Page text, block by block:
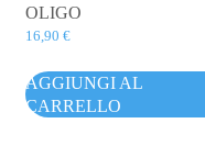
OLIGO
16,90 €
AGGIUNGI AL
CARRELLO